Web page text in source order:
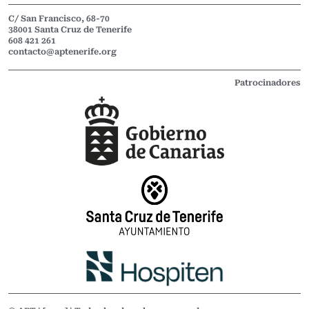
C/ San Francisco, 68-70
38001 Santa Cruz de Tenerife
608 421 261
contacto@aptenerife.org
Patrocinadores